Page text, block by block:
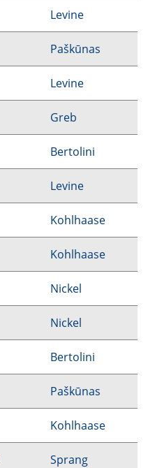
Levine
Paškūnas
Levine
Greb
Bertolini
Levine
Kohlhaase
Kohlhaase
Nickel
Nickel
Bertolini
Paškūnas
Kohlhaase
Sprang